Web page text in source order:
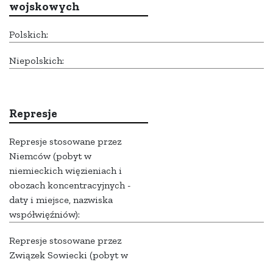
wojskowych
Polskich:
Niepolskich:
Represje
Represje stosowane przez
Niemców (pobyt w
niemieckich więzieniach i
obozach koncentracyjnych -
daty i miejsce, nazwiska
współwięźniów):
Represje stosowane przez
Związek Sowiecki (pobyt w